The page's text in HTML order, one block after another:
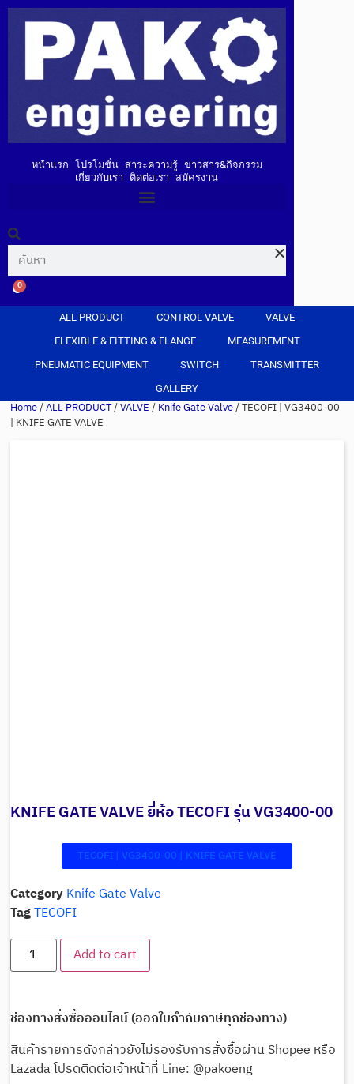
หน้าแรก โปรโมชั่น สาระความรู้ ข่าวสาร&กิจกรรม
เกี่ยวกับเรา
ติดต่อเรา สมัครงาน
0
ALL PRODUCT CONTROL VALVE
VALVE
FLEXIBLE & FITTING & FLANGE
MEASUREMENT
PNEUMATIC EQUIPMENT
SWITCH
TRANSMITTER
GALLERY
Home/ALL PRODUCT/VALVE/Knife Gate Valve/ TECOFI | VG3400-00
| KNIFE GATE VALVE
KNIFE GATE VALVE ยี่ห้อ TECOFI รุ่น VG3400-00
TECOFI | VG3400-00 | KNIFE GATE VALVE
CategoryKnife Gate Valve
TagTECOFI
Add to cart
ช่องทางสั่งซื้อออนไลน์ (ออกใบกำกับภาษีทุกช่องทาง)
สินค้ารายการดังกล่าวยังไม่รองรับการสั่งซื้อผ่าน Shopee หรือ
Lazada โปรดติดต่อเจ้าหน้าที่ Line: @pakoeng